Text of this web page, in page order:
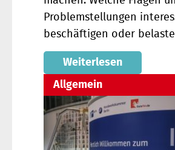
Problemstellungen
beschäftigen oder
Weiterlesen
Allgemein